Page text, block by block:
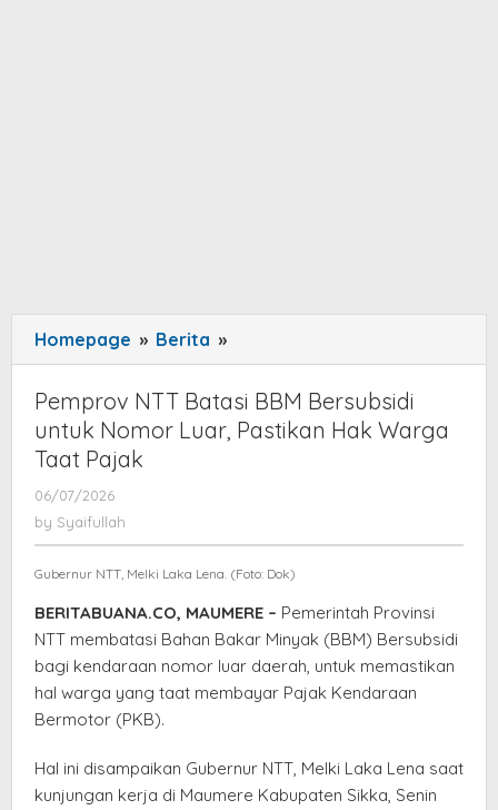
Homepage » Berita »
NTT
Batasi
BBM
Pastikan
Hak
Warga
Taat
Pajak
Pemprov NTT Batasi BBM Bersubsidi
untuk Nomor Luar, Pastikan Hak Warga
Taat Pajak
06/07/2026
by Syaifullah
Gubernur NTT, Melki Laka Lena. (Foto: Dok)
BERITABUANA.CO, MAUMERE – Pemerintah Provinsi
NTT membatasi Bahan Bakar Minyak (BBM) Bersubsidi
bagi kendaraan nomor luar daerah, untuk memastikan
hal warga yang taat membayar Pajak Kendaraan
Bermotor (PKB).
Hal ini disampaikan Gubernur NTT, Melki Laka Lena saat
kunjungan kerja di Maumere Kabupaten Sikka, Senin